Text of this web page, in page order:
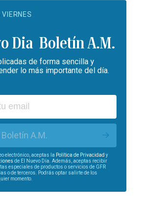
Boletín A.M.
de forma sencilla y
lo más importante del día.
A.M.
electrónico, aceptas la Política de Privacidad y
de El Nuevo Día. Además, aceptas recibir
especiales de productos o servicios de GFR
o de terceros. Podrás optar salirte de los
momento.